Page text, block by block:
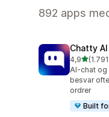
892 apps
Chatty
4,9ud af 5
1791
AI-chat og
besvar
ordrer
Built